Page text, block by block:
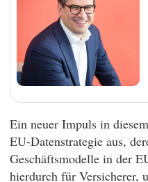
Ein neuer Impuls in
EU-Datenstrategie aus,
Geschäftsmodelle in der
hierdurch für Versicherer,